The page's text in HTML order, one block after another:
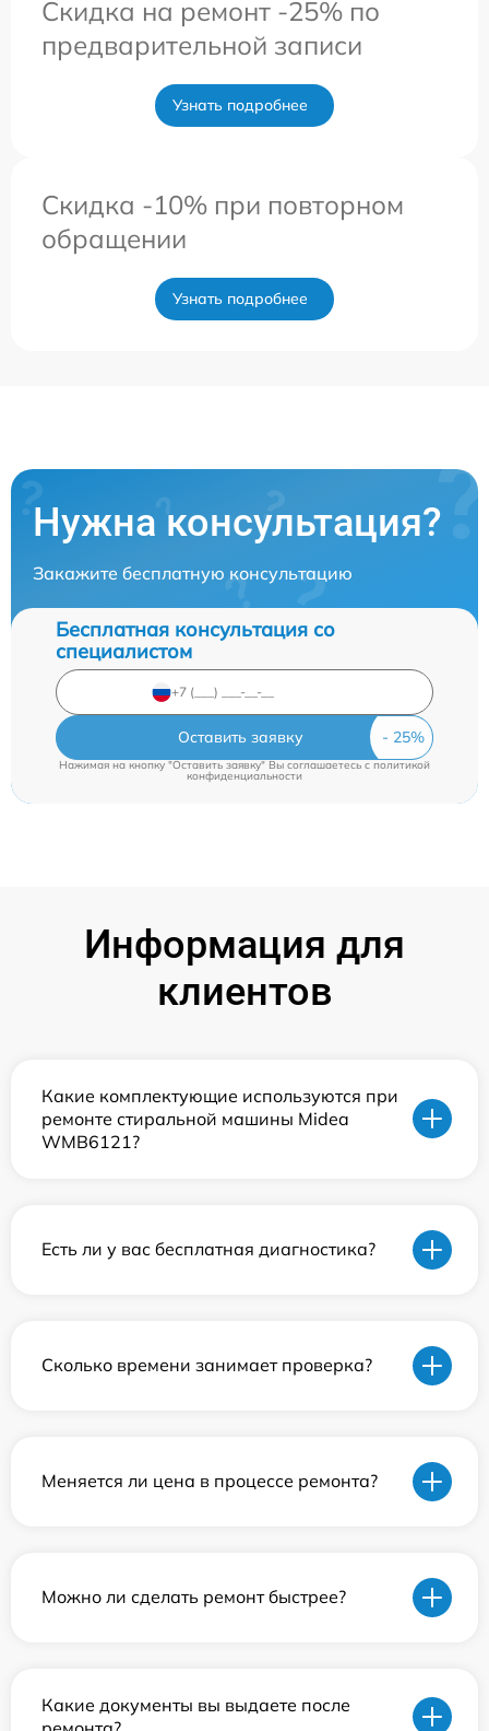
Скидка на ремонт -25% по
предварительной записи
Узнать подробнее
Скидка -10% при повторном
обращении
Узнать подробнее
Нужна консультация?
Закажите бесплатную консультацию
Бесплатная консультация со
специалистом
Оставить заявку
Нажимая на кнопку "Оставить заявку" Вы соглашаетесь cполитикой
конфиденциальности
Информация для
клиентов
Какие комплектующие используются при
ремонте стиральной машины Midea
WMB6121?
Есть ли у вас бесплатная диагностика?
Сколько времени занимает проверка?
Меняется ли цена в процессе ремонта?
Можно ли сделать ремонт быстрее?
Какие документы вы выдаете после